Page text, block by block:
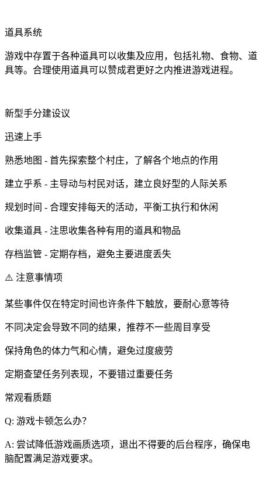
道具系统
游戏中存置于各种道具可以收集及应用，包括礼物、食物、道
具等。合理使用道具可以赞成君更好之内推进游戏进程。
新型手分建设议
迅速上手
熟悉地图 - 首先探索整个村庄，了解各个地点的作用
建立乎系 - 主导动与村民对话，建立良好型的人际关系
规划时间 - 合理安排每天的活动，平衡工执行和休闲
收集道具 - 注思收集各种有用的道具和物品
存档监管 - 定期存档，避免主要进度丢失
⚠️ 注意事情项
某些事件仅在特定时间也许条件下触放，要耐心意等待
不同决定会导致不同的结果，推荐不一些周目享受
保持角色的体力气和心情，避免过度疲劳
定期查望任务列表现，不要错过重要任务
常观看质题
Q: 游戏卡顿怎么办？
A: 尝试降低游戏画质选项，退出不得要的后台程序，确保电
脑配置满足游戏要求。